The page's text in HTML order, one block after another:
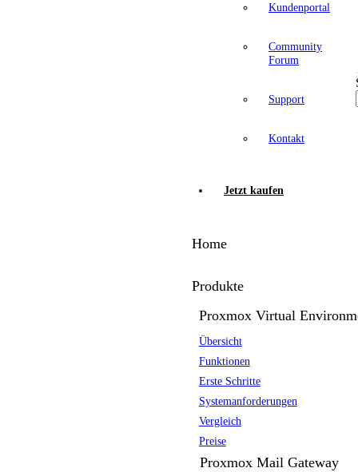
Kundenportal
Community
Forum
Support
Kontakt
Jetzt kaufen
Home
Produkte
Proxmox Virtual
Übersicht
Funktionen
Erste Schritte
Systemanforderungen
Vergleich
Preise
Proxmox Mail Gateway